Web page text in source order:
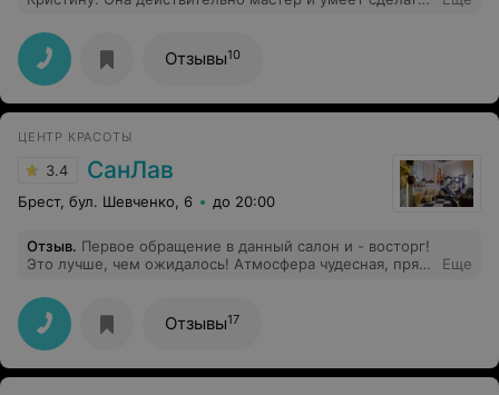
довольна своими бровками.
Отзывы10
ЦЕНТР КРАСОТЫ
3.4 СанЛав
Брест, бул. Шевченко, 6 до 20:00
Отзыв. Первое обращение в данный салон и - восторг!
Это лучше, чем ожидалось! Атмосфера чудесная, прям
обходительные, а главное Профессионалы своего
дела! Огромная благодарность мастеру Ирине за мой
новый цвет волос, золотые руки, а главное с полу
слова понимает, чего желает клиент! Только этот
салон, без сомнений!
Еще
Отзывы17